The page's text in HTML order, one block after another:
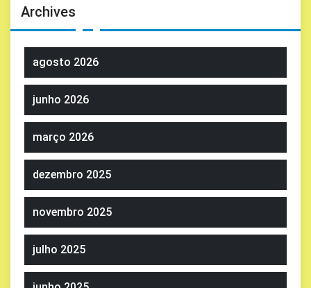
Archives
agosto 2026
junho 2026
março 2026
dezembro 2025
novembro 2025
julho 2025